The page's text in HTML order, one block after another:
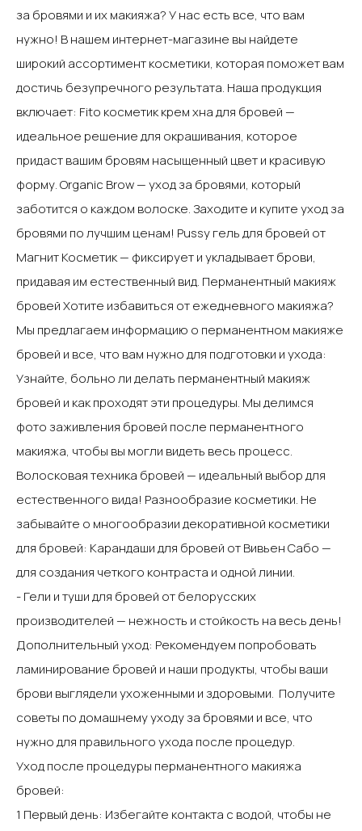
за бровями и их макияжа? У нас есть все, что вам
нужно! В нашем интернет-магазине вы найдете
широкий ассортимент косметики, которая поможет вам
достичь безупречного результата.‍ Наша продукция
включает:‍ Fito косметик крем хна для бровей —
идеальное решение для окрашивания, которое
придаст вашим бровям насыщенный цвет и красивую
форму.‍ Organic Brow — уход за бровями, который
заботится о каждом волоске. Заходите и купите уход за
бровями по лучшим ценам!‍ Pussy гель для бровей ​​от
Магнит Косметик — фиксирует и укладывает брови,
придавая им естественный вид.‍ Перманентный макияж
бровей‍ Хотите избавиться от ежедневного макияжа?
Мы предлагаем информацию о перманентном макияже
бровей и все, что вам нужно для подготовки и ухода:‍
Узнайте, больно ли делать перманентный макияж
бровей и как проходят эти процедуры.‍ Мы делимся
фото заживления бровей после перманентного
макияжа, чтобы вы могли видеть весь процесс.‍
Волосковая техника бровей — идеальный выбор для
естественного вида!‍ Разнообразие косметики‍. Не
забывайте о многообразии декоративной косметики
для бровей:‍ Карандаши для бровей от Вивьен Сабо —
для создания четкого контраста и одной линии.‍
- Гели и туши для бровей от белорусских
производителей — нежность и стойкость на весь день!‍
Дополнительный уход‍: Рекомендуем попробовать
ламинирование бровей и наши продукты, чтобы ваши
брови выглядели ухоженными и здоровыми. ‍ Получите
советы по домашнему уходу за бровями и все, что
нужно для правильного ухода после процедур.‍
Уход после процедуры перманентного макияжа
бровей‍:
1 Первый день:‍ Избегайте контакта с водой, чтобы не